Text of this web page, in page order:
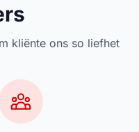
kliënte ons so liefhet